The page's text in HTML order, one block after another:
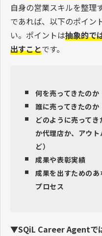
自身の営業スキルを整理
であれば、以下のポイン
い。ポイントは抽象的で
出すことです。
何を売ってきたのか
誰に売ってきたのか
どのように売って
か代理店か、アウ
ど）
成果や表彰実績
成果を出すための
プロセス
▼SQiL Career Agentで